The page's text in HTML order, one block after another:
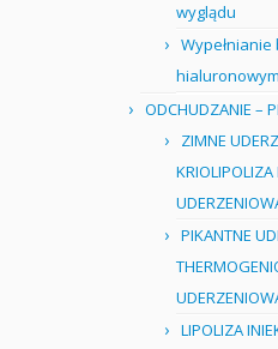
wyglądu
hialuronowym
ODCHUDZANIE –
ZIMNE
KRIOLIPOLIZA
PIKANTNE
LIPOLIZA